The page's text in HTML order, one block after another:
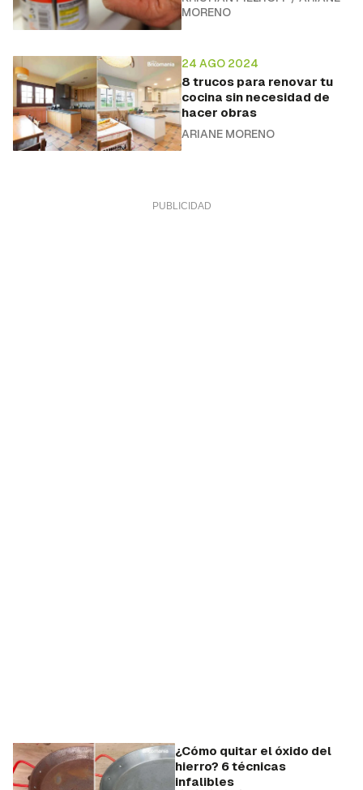
MORENO
24 AGO 2024
8 trucos para renovar tu
cocina sin necesidad de
hacer obras
ARIANE MORENO
¿Cómo quitar el óxido del
hierro? 6 técnicas
infalibles